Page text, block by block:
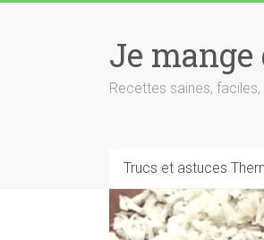
Je
Recettes saines,
Trucs et astuces